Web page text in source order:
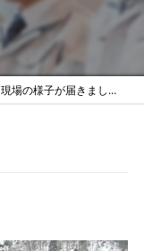
現場の様子が届きました🌟